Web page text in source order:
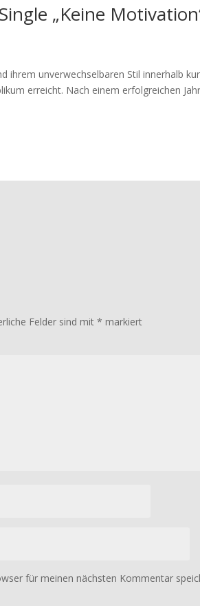
„Keine
ihrem unverwechselbaren Stil innerhalb
erreicht. Nach einem erfolgreichen
Felder sind mit * markiert
für meinen nächsten Kommentar